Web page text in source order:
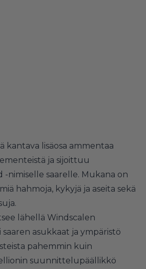
kantava lisäosa ammentaa
ja sijoittuu
-nimiselle saarelle. Mukana on
hahmoja, kykyjä ja aseita sekä
lähellä Windscalen
saaren asukkaat ja ympäristö
pahemmin kuin
suunnittelupäällikkö